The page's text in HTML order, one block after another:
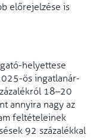
előrejelzése is
helyettese
ös ingatlanár-
18–20
annyira nagy az
feltételeinek
92 százalékkal